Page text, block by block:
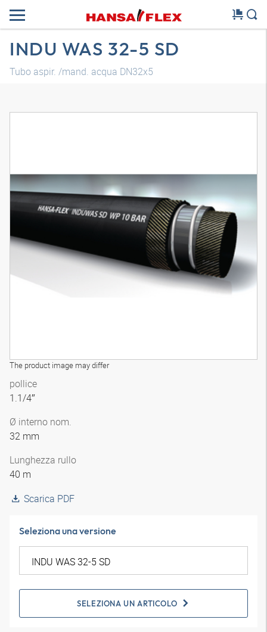
INDU WAS 32-5 SD
Tubo aspir. /mand. acqua DN32x5
The product image may differ
pollice
1.1/4″
Ø interno nom.
32 mm
Lunghezza rullo
40 m
Scarica PDF
Seleziona una versione
SELEZIONA UN ARTICOLO